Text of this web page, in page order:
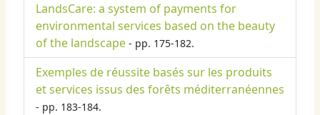
LandsCare: a system of payments for
environmental services based on the beauty
of the landscape - pp. 175-182.
Exemples de réussite basés sur les produits
et services issus des forêts méditerranéennes
- pp. 183-184.